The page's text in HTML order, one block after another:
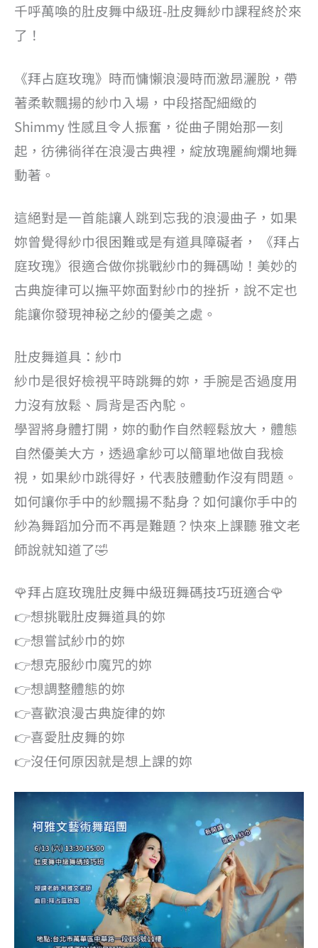
千呼萬喚的肚皮舞中級班-肚皮舞紗巾課程終於來
了！
《拜占庭玫瑰》時而慵懶浪漫時而激昂灑脫，帶
著柔軟飄揚的紗巾入場，中段搭配細緻的
Shimmy 性感且令人振奮，從曲子開始那一刻
起，彷彿徜徉在浪漫古典裡，綻放瑰麗絢爛地舞
動著。
這絕對是一首能讓人跳到忘我的浪漫曲子，如果
妳曾覺得紗巾很困難或是有道具障礙者， 《拜占
庭玫瑰》很適合做你挑戰紗巾的舞碼呦！美妙的
古典旋律可以撫平妳面對紗巾的挫折，說不定也
能讓你發現神秘之紗的優美之處。
肚皮舞道具：紗巾
紗巾是很好檢視平時跳舞的妳，手腕是否過度用
力沒有放鬆、肩背是否內駝。
學習將身體打開，妳的動作自然輕鬆放大，體態
自然優美大方，透過拿紗可以簡單地做自我檢
視，如果紗巾跳得好，代表肢體動作沒有問題。
如何讓你手中的紗飄揚不黏身？如何讓你手中的
紗為舞蹈加分而不再是難題？快來上課聽 雅文老
師說就知道了🤣
🌹拜占庭玫瑰肚皮舞中級班舞碼技巧班適合🌹
👉想挑戰肚皮舞道具的妳
👉想嘗試紗巾的妳
👉想克服紗巾魔咒的妳
👉想調整體態的妳
👉喜歡浪漫古典旋律的妳
👉喜愛肚皮舞的妳
👉沒任何原因就是想上課的妳